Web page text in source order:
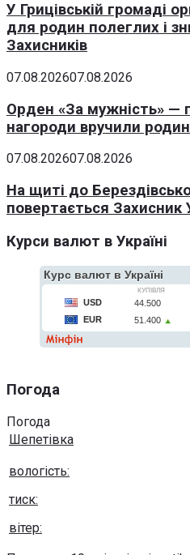
У Грицівській громаді
для родин полеглих і
Захисників
07.08.202607.08.2026
Орден «За мужність» —
нагороди вручили
07.08.202607.08.2026
На щиті до
повертається Захисник
Курси валют в Україні
Погода
Погода
Шепетівка
вологість:
тиск:
вітер: